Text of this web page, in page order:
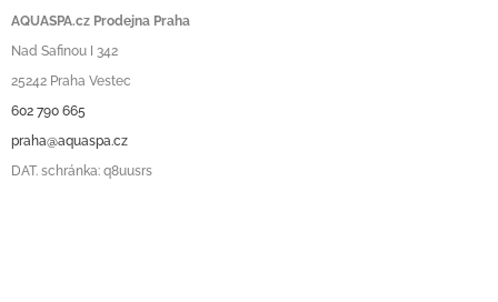
AQUASPA.cz Prodejna Praha
Nad Safinou I 342
25242 Praha Vestec
602 790 665
praha@aquaspa.cz
DAT. schránka: q8uusrs